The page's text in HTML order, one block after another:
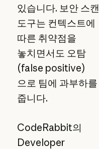
있습니다. 보안 스캔
도구는 컨텍스트에
따른 취약점을
놓치면서도 오탐
(false positive)
으로 팀에 과부하를
줍니다.
CodeRabbit의
Developer